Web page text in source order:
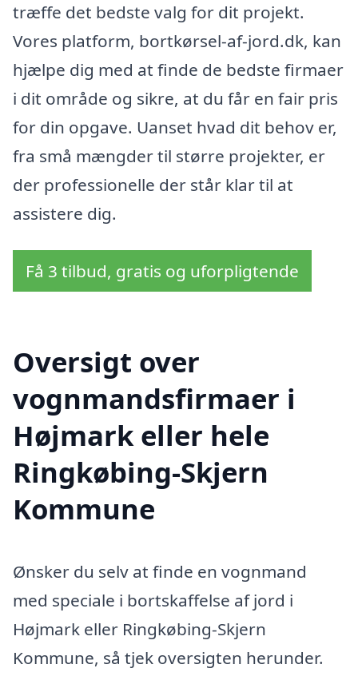
træffe det bedste valg for dit projekt.
Vores platform, bortkørsel-af-jord.dk, kan
hjælpe dig med at finde de bedste firmaer
i dit område og sikre, at du får en fair pris
for din opgave. Uanset hvad dit behov er,
fra små mængder til større projekter, er
der professionelle der står klar til at
assistere dig.
Få 3 tilbud, gratis og uforpligtende
Oversigt over
vognmandsfirmaer i
Højmark eller hele
Ringkøbing-Skjern
Kommune
Ønsker du selv at finde en vognmand
med speciale i bortskaffelse af jord i
Højmark eller Ringkøbing-Skjern
Kommune, så tjek oversigten herunder.